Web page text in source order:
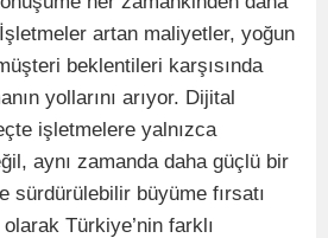
artan maliyetler, yoğun
beklentileri karşısında
yollarını arıyor. Dijital
işletmelere yalnızca
aynı zamanda daha güçlü bir
sürdürülebilir büyüme fırsatı
Türkiye’nin farklı